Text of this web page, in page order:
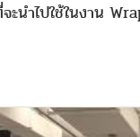
ะนำไปใช้ในงาน